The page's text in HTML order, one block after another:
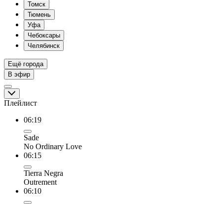
Томск
Тюмень
Уфа
Чебоксары
Челябинск
Ещё города
В эфир
Плейлист
06:19
Sade
No Ordinary Love
06:15
Tierra Negra
Outrement
06:10